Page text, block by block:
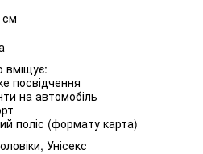
см
вміщує:
посвідчення
на автомобіль
поліс (формату карта)
Унісекс